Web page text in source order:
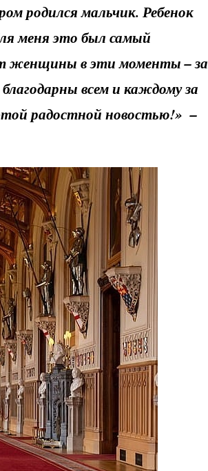
родился мальчик. Ребенок
меня это был самый
женщины в эти моменты – за
всем и каждому за
радостной новостью!» –